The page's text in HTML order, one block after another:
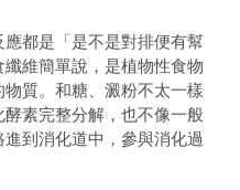
都是「是不是對排便有幫
維簡單說，是植物性食物
質。和糖、澱粉不太一樣
素完整分解，也不像一般
到消化道中，參與消化過